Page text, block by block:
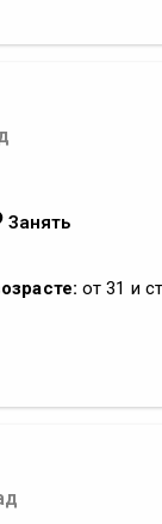
Занять
от 31 и